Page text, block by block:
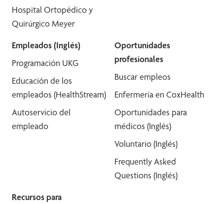
Hospital Ortopédico y
Quirúrgico Meyer
Empleados (Inglés)
Programación UKG
Educación de los
empleados (HealthStream)
Autoservicio del
empleado
Oportunidades
profesionales
Buscar empleos
Enfermería en CoxHealth
Oportunidades para
médicos (Inglés)
Voluntario (Inglés)
Frequently Asked
Questions (Inglés)
Recursos para